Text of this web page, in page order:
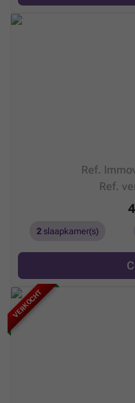
Ref.
Ref.
2slaapkamer(s)
VERKOCHT